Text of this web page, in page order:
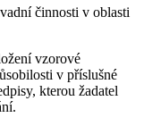
činnosti v oblasti
vzorové
v příslušné
kterou žadatel